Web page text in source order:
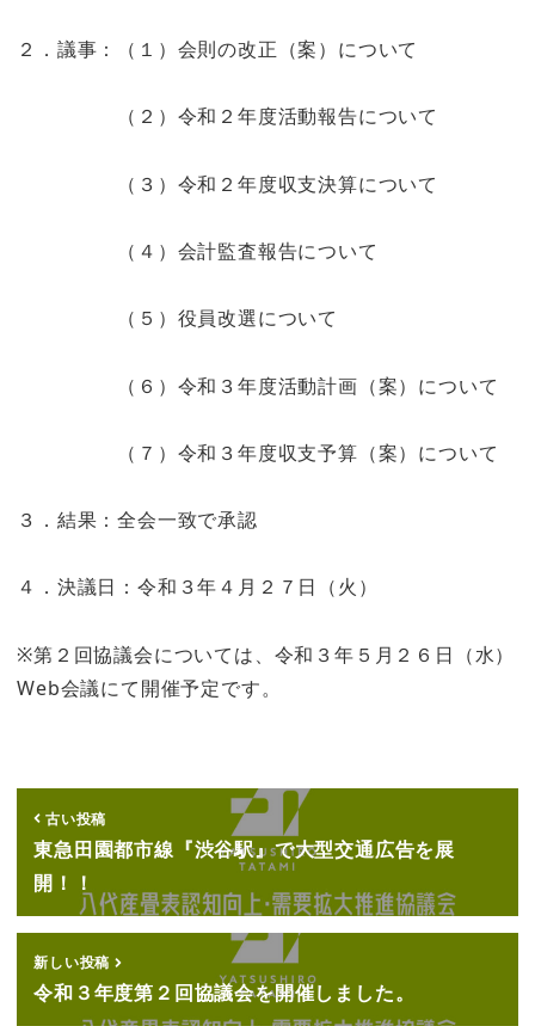
２．議事：（１）会則の改正（案）について
（２）令和２年度活動報告について
（３）令和２年度収支決算について
（４）会計監査報告について
（５）役員改選について
（６）令和３年度活動計画（案）について
（７）令和３年度収支予算（案）について
３．結果：全会一致で承認
４．決議日：令和３年４月２７日（火）
※第２回協議会については、令和３年５月２６日（水）
Web会議にて開催予定です。
古い投稿
東急田園都市線『渋谷駅』で大型交通広告を展
開！！
新しい投稿
令和３年度第２回協議会を開催しました。